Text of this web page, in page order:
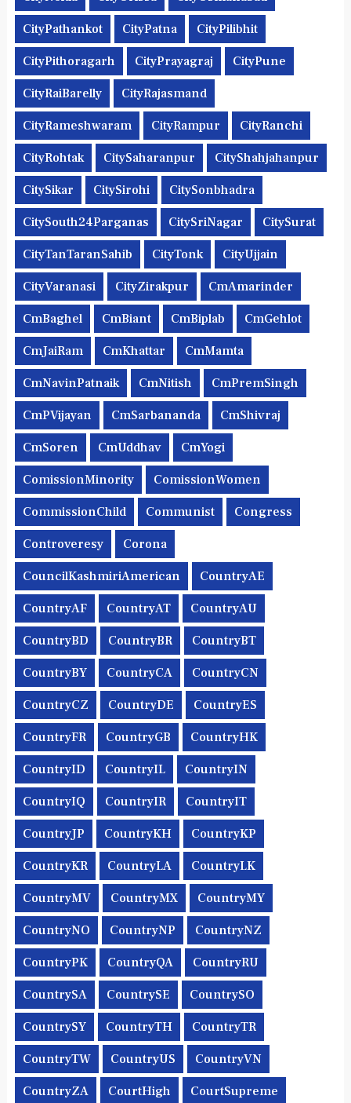
CityPathankot CityPatna CityPilibhit
CityPithoragarh CityPrayagraj CityPune
CityRaiBarelly CityRajasmand
CityRameshwaram CityRampur CityRanchi
CityRohtak CitySaharanpur CityShahjahanpur
CitySikar CitySirohi CitySonbhadra
CitySouth24Parganas CitySriNagar CitySurat
CityTanTaranSahib CityTonk CityUjjain
CityVaranasi CityZirakpur CmAmarinder
CmBaghel CmBiant CmBiplab CmGehlot
CmJaiRam CmKhattar CmMamta
CmNavinPatnaik CmNitish CmPremSingh
CmPVijayan CmSarbananda CmShivraj
CmSoren CmUddhav CmYogi
ComissionMinority ComissionWomen
CommissionChild Communist Congress
Controveresy Corona
CouncilKashmiriAmerican CountryAE
CountryAF CountryAT CountryAU
CountryBD CountryBR CountryBT
CountryBY CountryCA CountryCN
CountryCZ CountryDE CountryES
CountryFR CountryGB CountryHK
CountryID CountryIL CountryIN
CountryIQ CountryIR CountryIT
CountryJP CountryKH CountryKP
CountryKR CountryLA CountryLK
CountryMV CountryMX CountryMY
CountryNO CountryNP CountryNZ
CountryPK CountryQA CountryRU
CountrySA CountrySE CountrySO
CountrySY CountryTH CountryTR
CountryTW CountryUS CountryVN
CountryZA CourtHigh CourtSupreme